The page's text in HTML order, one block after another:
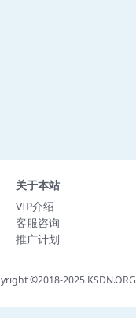
关于本站
VIP介绍
客服咨询
推广计划
©2018-2025 KSDN.ORG